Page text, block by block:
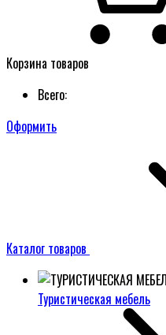
Корзина товаров
Всего:
Оформить
Каталог товаров
Туристическая мебель